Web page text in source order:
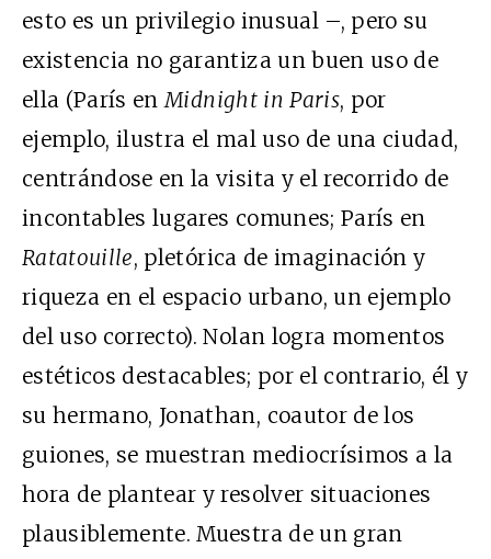
esto es un privilegio inusual –, pero su
existencia no garantiza un buen uso de
ella (París enMidnight in Paris, por
ejemplo, ilustra el mal uso de una ciudad,
centrándose en la visita y el recorrido de
incontables lugares comunes; París en
Ratatouille, pletórica de imaginación y
riqueza en el espacio urbano, un ejemplo
del uso correcto). Nolan logra momentos
estéticos destacables; por el contrario, él y
su hermano, Jonathan, coautor de los
guiones, se muestran mediocrísimos a la
hora de plantear y resolver situaciones
plausiblemente. Muestra de un gran